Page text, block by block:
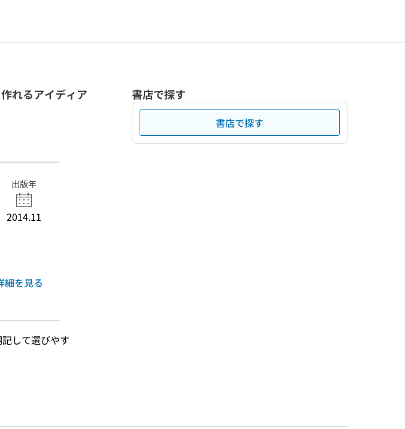
れるアイディア
出版年
2014.11
細を見る
して選びやす
書店で探す
書店で探す